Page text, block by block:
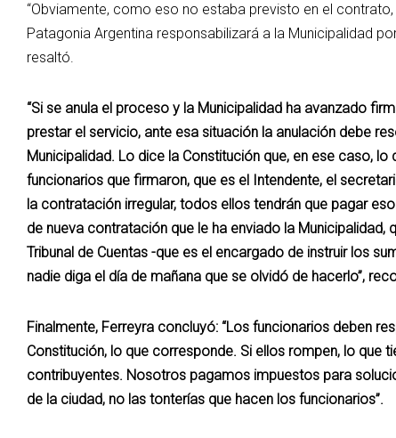
“Obviamente, como eso no estaba previsto en el
Patagonia Argentina responsabilizará a la Municipalidad
resaltó.
“Si se anula el proceso y la Municipalidad ha avanzado
prestar el servicio, ante esa situación la anulación debe
Municipalidad. Lo dice la Constitución que, en ese caso,
funcionarios que firmaron, que es el Intendente, el
la contratación irregular, todos ellos tendrán que pagar
de nueva contratación que le ha enviado la
Tribunal de Cuentas -que es el encargado de instruir los
nadie diga el día de mañana que se olvidó de hacerlo”,
Finalmente, Ferreyra concluyó: “Los funcionarios deben
Constitución, lo que corresponde. Si ellos rompen, lo que
contribuyentes. Nosotros pagamos impuestos para
de la ciudad, no las tonterías que hacen los funcionarios”.